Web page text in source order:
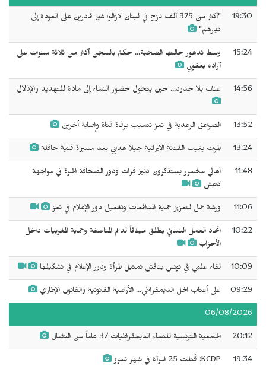
19:30
"أكثر من 375 ألف نازح في لبنان لازالوا غير قادرين على العودة إلى
ديارهم"
15:24
وسط تدهور حالتها الصحية... حكمٌ بالسجن ‌‌‌أكثر من ثلاثة سنوات على
آزاده يعقوبي
14:56 عنف بلا حدود... حين يتحول حضور النساء إلى مادة للتهديد والإذلال
13:52 الصواعق الرعدية في تعز تتسبب بوفاة فتاة وإصابة أخرين
13:24 الموت يغيب الفنانة الإيرانية جيلا هدايي بعد مسيرة فنية حافلة
11:48
أهالي مخمور يستذكرون دنيز فرات ودور الصحافة الحرة في مواجهة
داعش
11:06 ورشة عمل لتعزيز حماية المدافعات وتفعيل دور الإعلام في تعز
10:22
اتحاد العمل النسائي يطلق ميثاقاً لدعم المناصفة وحماية المغربيات داخل
الأحزاب
10:09 لقاء علمي في تونس يناقش تمثيل المرأة ودور الإعلام في تشكيلها
09:29 على أعتاب الحل الديمقراطي... الأرضية القانونية والقانون الإطاري
06/08/2026
20:12 الجمعية التونسية للنساء الديمقراطيات 37 عاماً من النضال
19:34 KCDP: قُتلت 25 امرأة في شهر تموز